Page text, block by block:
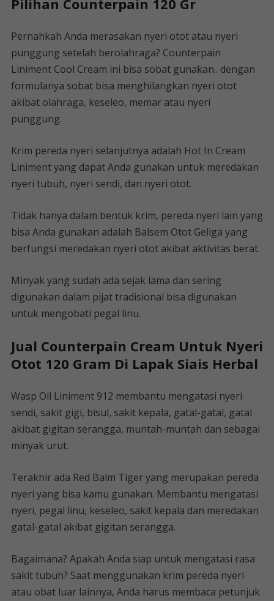
Pilihan Counterpain 120 Gr
Pernahkah Anda merasakan nyeri otot atau nyeri
punggung setelah berolahraga? Counterpain
Liniment Cool Cream ini bisa sobat gunakan.. dengan
formulanya sobat bisa menghilangkan nyeri otot
akibat olahraga, keseleo, memar atau nyeri
punggung.
Krim pereda nyeri selanjutnya adalah Hot In Cream
Liniment yang dapat Anda gunakan untuk meredakan
nyeri tubuh, nyeri sendi, dan nyeri otot.
Tidak hanya dalam bentuk krim, pereda nyeri lain yang
bisa Anda gunakan adalah Balsem Otot Geliga yang
berfungsi meredakan nyeri otot akibat aktivitas berat.
Minyak yang sudah ada sejak lama dan sering
digunakan dalam pijat tradisional bisa digunakan
untuk mengobati pegal linu.
Jual Counterpain Cream Untuk Nyeri
Otot 120 Gram Di Lapak Siais Herbal
Wasp Oil Liniment 912 membantu mengatasi nyeri
sendi, sakit gigi, bisul, sakit kepala, gatal-gatal, gatal
akibat gigitan serangga, muntah-muntah dan sebagai
minyak urut.
Terakhir ada Red Balm Tiger yang merupakan pereda
nyeri yang bisa kamu gunakan. Membantu mengatasi
nyeri, pegal linu, keseleo, sakit kepala dan meredakan
gatal-gatal akibat gigitan serangga.
Bagaimana? Apakah Anda siap untuk mengatasi rasa
sakit tubuh? Saat menggunakan krim pereda nyeri
atau obat luar lainnya, Anda harus membaca petunjuk